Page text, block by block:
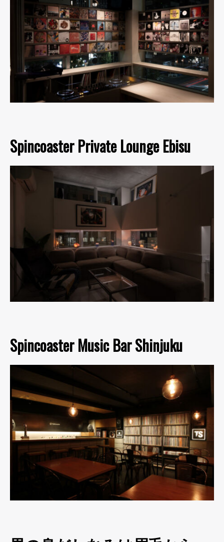
Spincoaster Private Lounge Ebisu
Spincoaster Music Bar Shinjuku